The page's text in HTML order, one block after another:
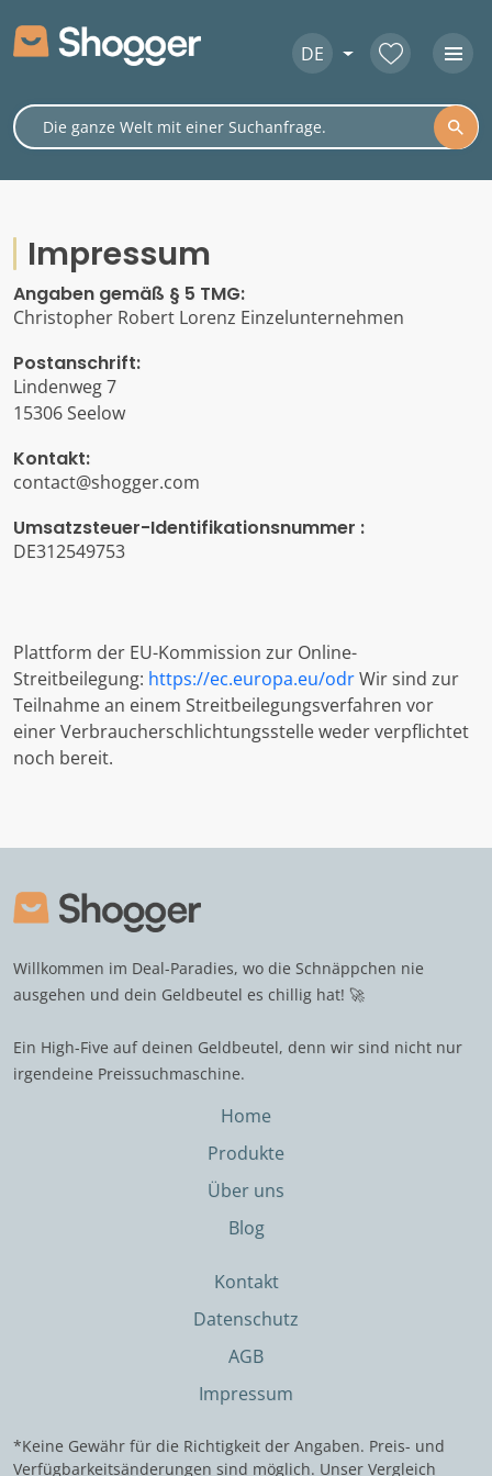
DE
Impressum
Angaben gemäß § 5 TMG:
Christopher Robert Lorenz Einzelunternehmen
Postanschrift:
Lindenweg 7
15306 Seelow
Kontakt:
contact@shogger.com
Umsatzsteuer-Identifikationsnummer :
DE312549753
Plattform der EU-Kommission zur Online-
Streitbeilegung: https://ec.europa.eu/odrWir sind zur
Teilnahme an einem Streitbeilegungsverfahren vor
einer Verbraucherschlichtungsstelle weder verpflichtet
noch bereit.
Willkommen im Deal-Paradies, wo die Schnäppchen nie
ausgehen und dein Geldbeutel es chillig hat! 🚀
Ein High-Five auf deinen Geldbeutel, denn wir sind nicht nur
irgendeine Preissuchmaschine.
Home
Produkte
Über uns
Blog
Kontakt
Datenschutz
AGB
Impressum
*Keine Gewähr für die Richtigkeit der Angaben. Preis- und
Verfügbarkeitsänderungen sind möglich. Unser Vergleich